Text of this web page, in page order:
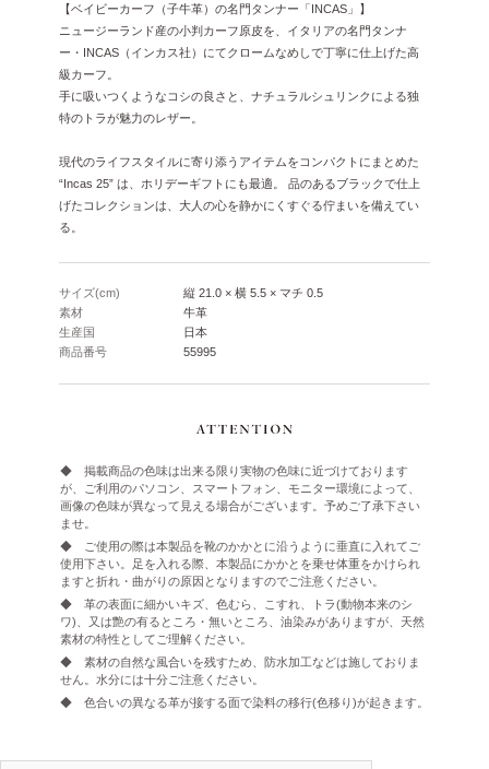
【ベイビーカーフ（子牛革）の名門タンナー「INCAS」】
ニュージーランド産の小判カーフ原皮を、イタリアの名門タンナ
ー・INCAS（インカス社）にてクロームなめしで丁寧に仕上げた高
級カーフ。
手に吸いつくようなコシの良さと、ナチュラルシュリンクによる独
特のトラが魅力のレザー。
現代のライフスタイルに寄り添うアイテムをコンパクトにまとめた
“Incas 25” は、ホリデーギフトにも最適。
品のあるブラックで仕上
げたコレクションは、大人の心を静かにくすぐる佇まいを備えてい
る。
サイズ(cm)
縦 21.0 × 横 5.5 × マチ 0.5
素材
牛革
生産国
日本
商品番号
55995
◆ 掲載商品の色味は出来る限り実物の色味に近づけております
が、ご利用のパソコン、スマートフォン、モニター環境によって、
画像の色味が異なって見える場合がございます。予めご了承下さい
ませ。
◆ ご使用の際は本製品を靴のかかとに沿うように垂直に入れてご
使用下さい。足を入れる際、本製品にかかとを乗せ体重をかけられ
ますと折れ・曲がりの原因となりますのでご注意ください。
◆ 革の表面に細かいキズ、色むら、こすれ、トラ(動物本来のシ
ワ)、又は艶の有るところ・無いところ、油染みがありますが、天然
素材の特性としてご理解ください。
◆ 素材の自然な風合いを残すため、防水加工などは施しておりま
せん。水分には十分ご注意ください。
◆ 色合いの異なる革が接する面で染料の移行(色移り)が起きます。